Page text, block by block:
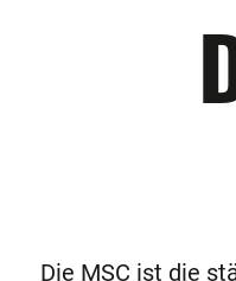
Die MSC ist die